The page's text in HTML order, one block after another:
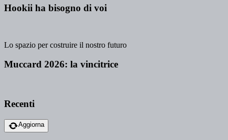
Hookii ha bisogno di voi
Lo spazio per costruire il nostro futuro
Muccard 2026: la vincitrice
Recenti
Aggiorna